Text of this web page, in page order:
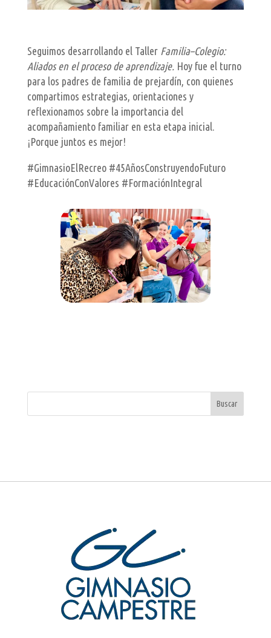
Seguimos desarrollando el Taller Familia–Colegio:
Aliados en el proceso de aprendizaje. Hoy fue el turno
para los padres de familia de prejardín, con quienes
compartimos estrategias, orientaciones y
reflexionamos sobre la importancia del
acompañamiento familiar en esta etapa inicial.
¡Porque juntos es mejor!
#GimnasioElRecreo #45AñosConstruyendoFuturo
#EducaciónConValores #FormaciónIntegral